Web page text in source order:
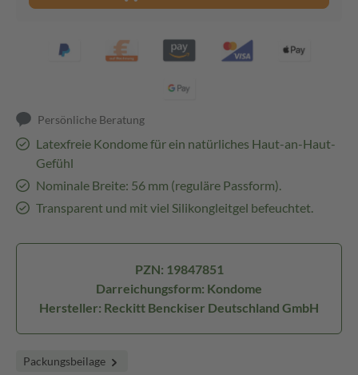
Persönliche Beratung
Latexfreie Kondome für ein natürliches Haut-an-Haut-
Gefühl
Nominale Breite: 56 mm (reguläre Passform).
Transparent und mit viel Silikongleitgel befeuchtet.
PZN: 19847851
Darreichungsform: Kondome
Hersteller: Reckitt Benckiser Deutschland GmbH
Packungsbeilage